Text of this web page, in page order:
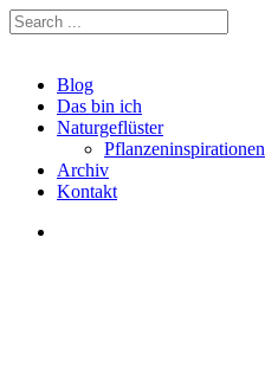
Blog
Das bin ich
Naturgeflüster
Pflanzeninspirationen
Archiv
Kontakt